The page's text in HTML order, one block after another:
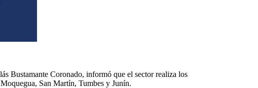
Bustamante Coronado, informó que el sector realiza los
San Martín, Tumbes y Junín.